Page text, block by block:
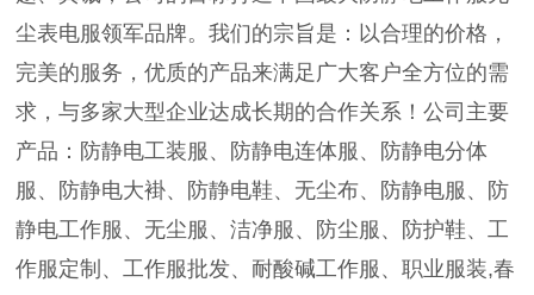
尘表电服领军品牌。我们的宗旨是：以合理的价格，
完美的服务，优质的产品来满足广大客户全方位的需
求，与多家大型企业达成长期的合作关系！公司主要
产品：防静电工装服、防静电连体服、防静电分体
服、防静电大褂、防静电鞋、无尘布、防静电服、防
静电工作服、无尘服、洁净服、防尘服、防护鞋、工
作服定制、工作服批发、耐酸碱工作服、职业服装,春